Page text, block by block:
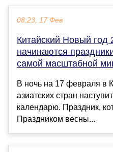
08:23, 17 Фев
Китайский Новый год
начинаются
самой масштабной
В ночь на 17 февраля в
азиатских стран
календарю. Праздник,
Праздником весны...